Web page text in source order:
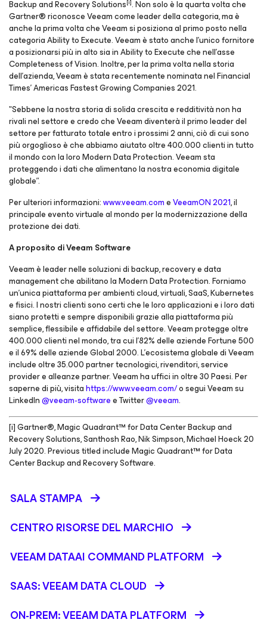
Backup and Recovery Solutions . Non solo è la quarta volta che
Gartner® riconosce Veeam come leader della categoria, ma è
anche la prima volta che Veeam si posiziona al primo posto nella
categoriaAbility to Execute. Veeam è stato anche l'unico fornitore
a posizionarsi più in alto sia inAbility to Executeche nell'asse
Completeness of Vision. Inoltre, per la prima volta nella storia
dell'azienda, Veeam è stata recentemente nominata nel Financial
Times' Americas Fastest Growing Companies 2021.
"Sebbene la nostra storia di solida crescita e redditività non ha
rivali nel settore e credo che Veeam diventerà il primo leader del
settore per fatturato totale entro i prossimi 2 anni, ciò di cui sono
più orgoglioso è che abbiamo aiutato oltre 400.000 clienti in tutto
il mondo con la loro Modern Data Protection. Veeam sta
proteggendo i dati che alimentano la nostra economia digitale
globale”.
Per ulteriori informazioni:www.veeam.comeVeeamON 2021, il
principale evento virtuale al mondo per la modernizzazione della
protezione dei dati.
A proposito di Veeam Software
Veeam è leader nelle soluzioni di backup, recovery e data
management che abilitano la Modern Data Protection. Forniamo
un’unica piattaforma per ambienti cloud, virtuali, SaaS, Kubernetes
e fisici. I nostri clienti sono certi che le loro applicazioni e i loro dati
siano protetti e sempre disponibili grazie alla piattaforma più
semplice, flessibile e affidabile del settore. Veeam protegge oltre
400.000 clienti nel mondo, tra cui l’82% delle aziende Fortune 500
e il 69% delle aziende Global 2000. L’ecosistema globale di Veeam
include oltre 35.000 partner tecnologici, rivenditori, service
provider e alleanze partner. Veeam ha uffici in oltre 30 Paesi. Per
saperne di più, visitahttps://www.veeam.com/o segui Veeam su
LinkedIn@veeam-softwaree Twitter@veeam.
[i] Gartner®, Magic Quadrant™ for Data Center Backup and
Recovery Solutions, Santhosh Rao, Nik Simpson, Michael Hoeck 20
July 2020. Previous titled include Magic Quadrant™ for Data
Center Backup and Recovery Software.
SALA STAMPA
CENTRO RISORSE DEL MARCHIO
VEEAM DATAAI COMMAND PLATFORM
SAAS: VEEAM DATA CLOUD
ON-PREM: VEEAM DATA PLATFORM